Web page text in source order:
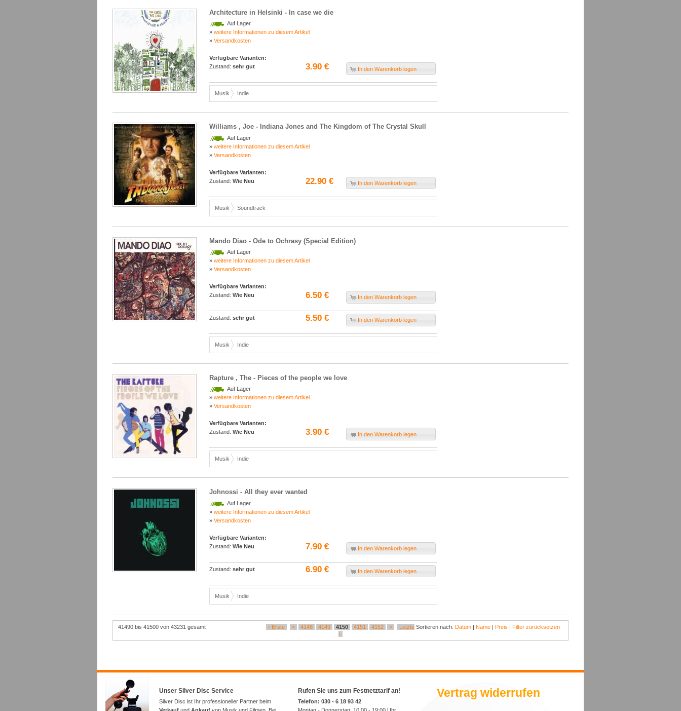
Architecture in Helsinki - In case we die
Auf Lager
» weitere Informationen zu diesem Artikel
» Versandkosten
Verfügbare Varianten:
Zustand: sehr gut 3.90 € In den Warenkorb legen
Musik Indie
Williams , Joe - Indiana Jones and The Kingdom of The Crystal Skull
Auf Lager
» weitere Informationen zu diesem Artikel
» Versandkosten
Verfügbare Varianten:
Zustand: Wie Neu 22.90 € In den Warenkorb legen
Musik Soundtrack
Mando Diao - Ode to Ochrasy (Special Edition)
Auf Lager
» weitere Informationen zu diesem Artikel
» Versandkosten
Verfügbare Varianten:
Zustand: Wie Neu 6.50 € In den Warenkorb legen
Zustand: sehr gut 5.50 € In den Warenkorb legen
Musik Indie
Rapture , The - Pieces of the people we love
Auf Lager
» weitere Informationen zu diesem Artikel
» Versandkosten
Verfügbare Varianten:
Zustand: Wie Neu 3.90 € In den Warenkorb legen
Musik Indie
Johnossi - All they ever wanted
Auf Lager
» weitere Informationen zu diesem Artikel
» Versandkosten
Verfügbare Varianten:
Zustand: Wie Neu 7.90 € In den Warenkorb legen
Zustand: sehr gut 6.90 € In den Warenkorb legen
Musik Indie
41490 bis 41500 von 43231 gesamt ‹ Erste < 4148 4149 4150 4151 4152 >
Letzte
›
Sortieren nach:Datum |Name |Preis |Filter zurücksetzen
Unser Silver Disc Service
Silver Disc ist Ihr professioneller Partner beim
Verkauf und Ankauf von Musik und Filmen. Bei
Rufen Sie uns zum Festnetztarif an!
Telefon: 030 - 6 18 93 42
Montag - Donnerstag: 10:00 - 19:00 Uhr
Vertrag widerrufen